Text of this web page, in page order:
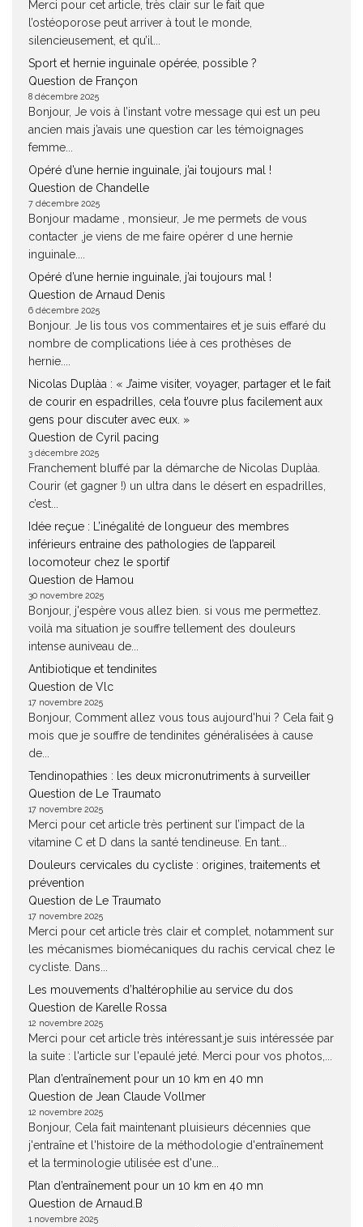
Merci pour cet article, très clair sur le fait que
l’ostéoporose peut arriver à tout le monde,
silencieusement, et qu’il...
Sport et hernie inguinale opérée, possible ?
Question de Françon
8 décembre 2025
Bonjour, Je vois à l’instant votre message qui est un peu
ancien mais j’avais une question car les témoignages
femme...
Opéré d’une hernie inguinale, j’ai toujours mal !
Question de Chandelle
7 décembre 2025
Bonjour madame , monsieur, Je me permets de vous
contacter ,je viens de me faire opérer d une hernie
inguinale....
Opéré d’une hernie inguinale, j’ai toujours mal !
Question de Arnaud Denis
6 décembre 2025
Bonjour. Je lis tous vos commentaires et je suis effaré du
nombre de complications liée à ces prothèses de
hernie....
Nicolas Duplàa : « J’aime visiter, voyager, partager et le fait
de courir en espadrilles, cela t’ouvre plus facilement aux
gens pour discuter avec eux. »
Question de Cyril pacing
3 décembre 2025
Franchement bluffé par la démarche de Nicolas Duplàa.
Courir (et gagner !) un ultra dans le désert en espadrilles,
c’est...
Idée reçue : L’inégalité de longueur des membres
inférieurs entraine des pathologies de l’appareil
locomoteur chez le sportif
Question de Hamou
30 novembre 2025
Bonjour, j'espère vous allez bien. si vous me permettez.
voilà ma situation je souffre tellement des douleurs
intense auniveau de...
Antibiotique et tendinites
Question de Vlc
17 novembre 2025
Bonjour, Comment allez vous tous aujourd'hui ? Cela fait 9
mois que je souffre de tendinites généralisées à cause
de...
Tendinopathies : les deux micronutriments à surveiller
Question de Le Traumato
17 novembre 2025
Merci pour cet article très pertinent sur l’impact de la
vitamine C et D dans la santé tendineuse. En tant...
Douleurs cervicales du cycliste : origines, traitements et
prévention
Question de Le Traumato
17 novembre 2025
Merci pour cet article très clair et complet, notamment sur
les mécanismes biomécaniques du rachis cervical chez le
cycliste. Dans...
Les mouvements d’haltérophilie au service du dos
Question de Karelle Rossa
12 novembre 2025
Merci pour cet article très intéressant.je suis intéressée par
la suite : l'article sur l'epaulé jeté. Merci pour vos photos,...
Plan d’entraînement pour un 10 km en 40 mn
Question de Jean Claude Vollmer
12 novembre 2025
Bonjour, Cela fait maintenant pluisieurs décennies que
j'entraîne et l'histoire de la méthodologie d'entraînement
et la terminologie utilisée est d'une...
Plan d’entraînement pour un 10 km en 40 mn
Question de Arnaud.B
1 novembre 2025